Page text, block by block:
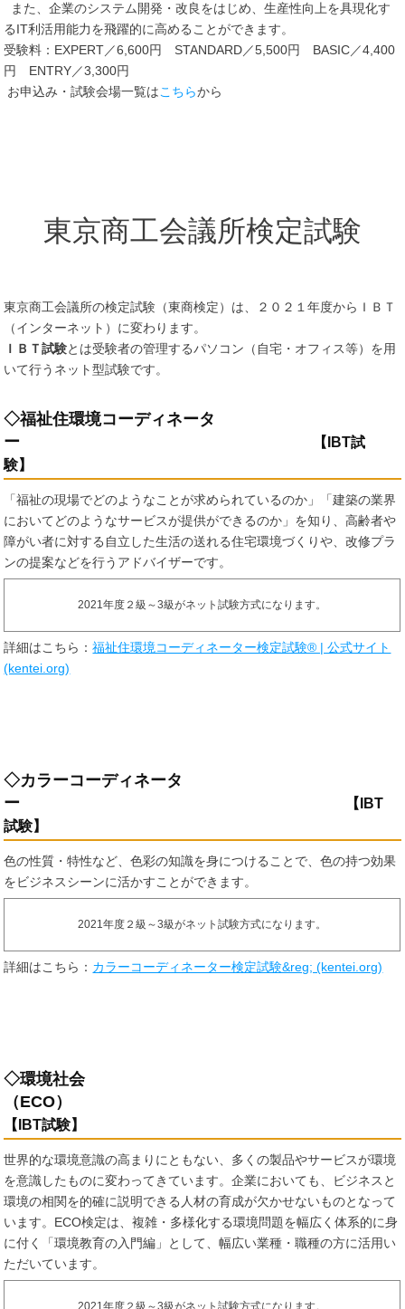
また、企業のシステム開発・改良をはじめ、生産性向上を具現化す
るIT利活用能力を飛躍的に高めることができます。
受験料：EXPERT／6,600円 STANDARD／5,500円 BASIC／4,400
円 ENTRY／3,300円
お申込み・試験会場一覧はこちらから
東京商工会議所検定試験
東京商工会議所の検定試験（東商検定）は、２０２１年度からＩＢＴ
（インターネット）に変わります。
ＩＢＴ試験とは受験者の管理するパソコン（自宅・オフィス等）を用
いて行うネット型試験です。
◇福祉住環境コーディネータ
ー
【IBT試
験】
「福祉の現場でどのようなことが求められているのか」「建築の業界
においてどのようなサービスが提供ができるのか」を知り、高齢者や
障がい者に対する自立した生活の送れる住宅環境づくりや、改修プラ
ンの提案などを行うアドバイザーです。
2021年度２級～3級がネット試験方式になります。
詳細はこちら：福祉住環境コーディネーター検定試験® | 公式サイト
(kentei.org)
◇カラーコーディネータ
ー
【IBT
試験】
色の性質・特性など、色彩の知識を身につけることで、色の持つ効果
をビジネスシーンに活かすことができます。
2021年度２級～3級がネット試験方式になります。
詳細はこちら： カラーコーディネーター検定試験&reg; (kentei.org)
◇環境社会
（ECO
【IBT試験】
世界的な環境意識の高まりにともない、多くの製品やサービスが環境
を意識したものに変わってきています。企業においても、ビジネスと
環境の相関を的確に説明できる人材の育成が欠かせないものとなって
います。ECO検定は、複雑・多様化する環境問題を幅広く体系的に身
に付く「環境教育の入門編」として、幅広い業種・職種の方に活用い
ただいています。
2021年度２級～3級がネット試験方式になります。